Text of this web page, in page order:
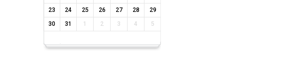
23
24 25 26 27 28
29
30
31 1 2 3 4 5